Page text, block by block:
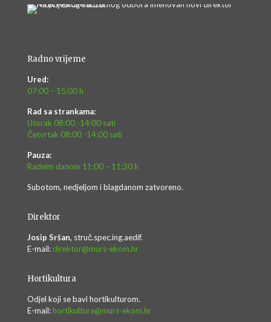
Radno vrijeme
Ured:
07:00 – 15:00 h
Rad sa strankama:
Utorak 08:00 -14:00 sati
Četvrtak 08:00 -14:00 sati
Pauza:
Radnim danom 11:00 – 11:30 h
Subotom, nedjeljom i blagdanom zatvoreno.
Direktor
Josip Sršan, struč.spec.ing.aedif.
E-mail: direktor@murs-ekom.hr
Hortikultura
Odjel koji se bavi hortikulturom.
E-mail: hortikultura@murs-ekom.hr